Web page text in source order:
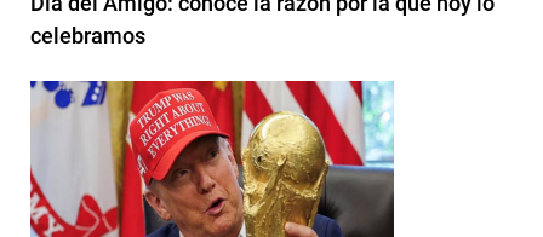
celebramos